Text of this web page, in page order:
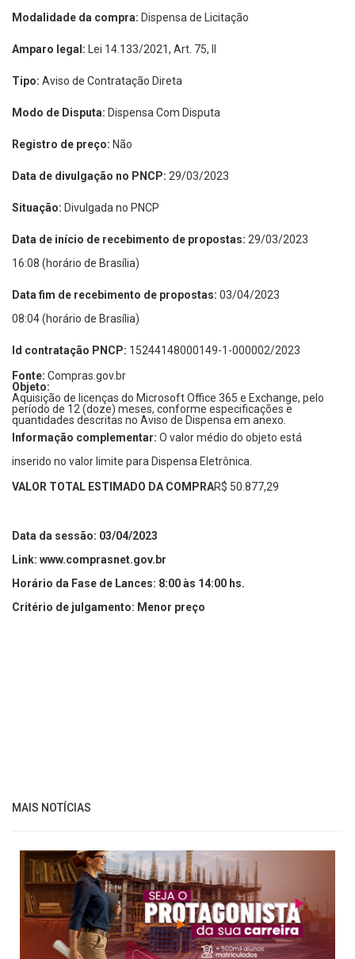
Modalidade da compra: Dispensa de Licitação
Amparo legal: Lei 14.133/2021, Art. 75, II
Tipo: Aviso de Contratação Direta
Modo de Disputa: Dispensa Com Disputa
Registro de preço: Não
Data de divulgação no PNCP: 29/03/2023
Situação: Divulgada no PNCP
Data de início de recebimento de propostas: 29/03/2023
16:08 (horário de Brasília)
Data fim de recebimento de propostas: 03/04/2023
08:04 (horário de Brasília)
Id contratação PNCP: 15244148000149-1-000002/2023
Fonte: Compras.gov.br
Objeto:
Aquisição de licenças do Microsoft Office 365 e Exchange, pelo
período de 12 (doze) meses, conforme especificações e
quantidades descritas no Aviso de Dispensa em anexo.
Informação complementar: O valor médio do objeto está
inserido no valor limite para Dispensa Eletrônica.
VALOR TOTAL ESTIMADO DA COMPRAR$ 50.877,29
Data da sessão: 03/04/2023
Link: www.comprasnet.gov.br
Horário da Fase de Lances: 8:00 às 14:00 hs.
Critério de julgamento: Menor preço
MAIS NOTÍCIAS